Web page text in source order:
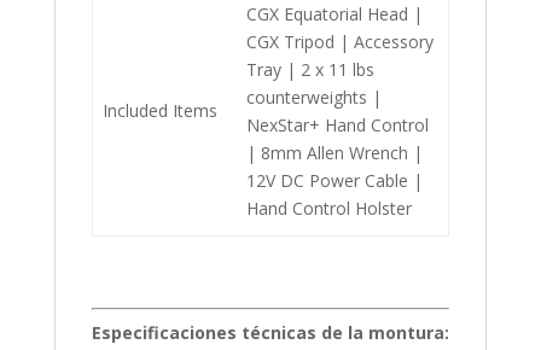
Included Items
CGX Equatorial Head |
CGX Tripod | Accessory
Tray | 2 x 11 lbs
counterweights |
NexStar+ Hand Control
| 8mm Allen Wrench |
12V DC Power Cable |
Hand Control Holster
Especificaciones técnicas de la montura: